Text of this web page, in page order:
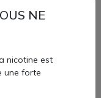
en 0.5 ohm,
entre 20 et
: à utiliser entre
NE
nicotine est
une forte